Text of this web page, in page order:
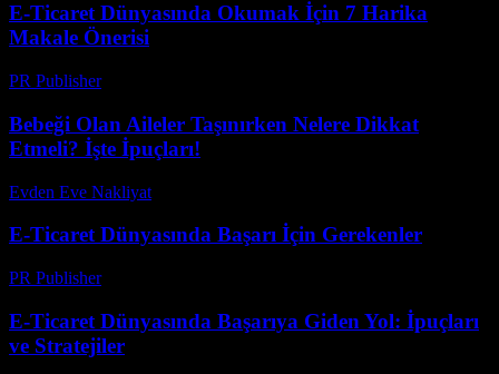
E-Ticaret Dünyasında Okumak İçin 7 Harika
Makale Önerisi
PR Publisher-
Bebeği Olan Aileler Taşınırken Nelere Dikkat
Etmeli? İşte İpuçları!
Evden Eve Nakliyat
E-Ticaret Dünyasında Başarı İçin Gerekenler
PR Publisher-
E-Ticaret Dünyasında Başarıya Giden Yol: İpuçları
ve Stratejiler